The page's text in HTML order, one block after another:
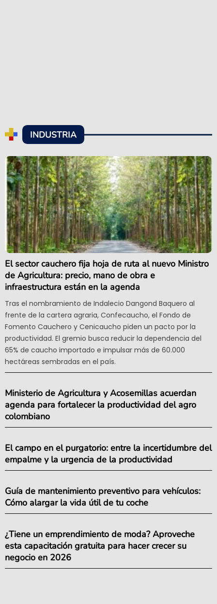
INDUSTRIA
El sector cauchero fija hoja de ruta al nuevo Ministro
de Agricultura: precio, mano de obra e
infraestructura están en la agenda
Tras el nombramiento de Indalecio Dangond Baquero al
frente de la cartera agraria, Confecaucho, el Fondo de
Fomento Cauchero y Cenicaucho piden un pacto por la
productividad. El gremio busca reducir la dependencia del
65% de caucho importado e impulsar más de 60.000
hectáreas sembradas en el país.
Ministerio de Agricultura y Acosemillas acuerdan
agenda para fortalecer la productividad del agro
colombiano
El campo en el purgatorio: entre la incertidumbre del
empalme y la urgencia de la productividad
Guía de mantenimiento preventivo para vehículos:
Cómo alargar la vida útil de tu coche
¿Tiene un emprendimiento de moda? Aproveche
esta capacitación gratuita para hacer crecer su
negocio en 2026